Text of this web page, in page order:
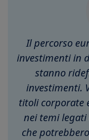
Il percorso
investimenti in
stanno
investimenti.
titoli corporate
nei temi legati
che